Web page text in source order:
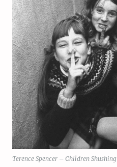
Terence Spencer – Children Shushing